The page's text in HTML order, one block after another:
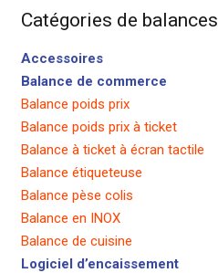
Catégories de balances
Accessoires
Balance de commerce
Balance poids prix
Balance poids prix à ticket
Balance à ticket à écran tactile
Balance étiqueteuse
Balance pèse colis
Balance en INOX
Balance de cuisine
Logiciel d’encaissement